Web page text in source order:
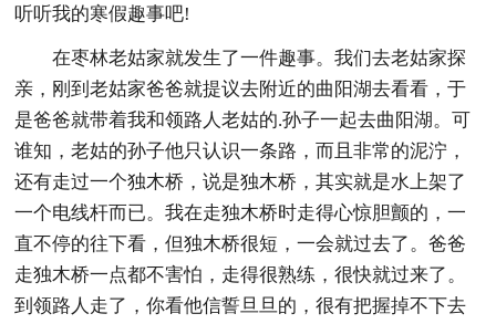
听听我的寒假趣事吧!
在枣林老姑家就发生了一件趣事。我们去老姑家探
亲，刚到老姑家爸爸就提议去附近的曲阳湖去看看，于
是爸爸就带着我和领路人老姑的.孙子一起去曲阳湖。可
谁知，老姑的孙子他只认识一条路，而且非常的泥泞，
还有走过一个独木桥，说是独木桥，其实就是水上架了
一个电线杆而已。我在走独木桥时走得心惊胆颤的，一
直不停的往下看，但独木桥很短，一会就过去了。爸爸
走独木桥一点都不害怕，走得很熟练，很快就过来了。
到领路人走了，你看他信誓旦旦的，很有把握掉不下去